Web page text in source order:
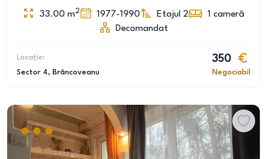
33.00 m2 1977-1990 Etajul 2 1 cameră
Decomandat
Locație:
Sector 4, Brâncoveanu
350
Negociabil